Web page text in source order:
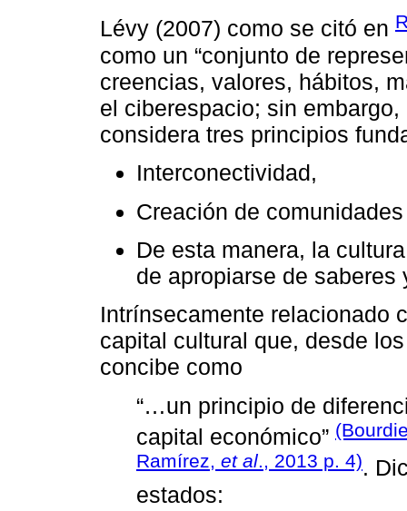
Lévy (2007) como se citó en
como un “conjunto de
creencias, valores, hábitos,
el ciberespacio; sin
considera tres principios
Interconectividad,
Creación de
De esta manera, la
de apropiarse de
Intrínsecamente relacionado
capital cultural que, desde
concibe como
“…un principio de
capital económico”
Ramírez, et al., 2013 p. 4).
estados: